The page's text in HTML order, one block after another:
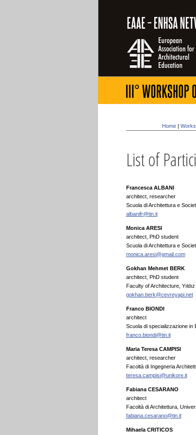
Home |
List of
Francesca ALBANI
architect, researcher
Scuola di Architettura e
albanifr@tin.it
Monica ARESI
architect, PhD student
Scuola di Architettura e
monica.aresi@gmail.com
Gokhan Mehmet BERK
architect, PhD student
Faculty of Architecture,
gokhan.berk@cevreyapi.net
Franco BIONDI
architect
Scuola di specializzazione in
franco.biondi@tin.it
Maria Teresa CAMPISI
architect, researcher
Facoltà di Ingegneria
teresa.campisi@unikore.it
Fabiana CESARANO
architect
Facoltà di Architettura,
fabiana.cesarano@tin.it
Mihaela CRITICOS